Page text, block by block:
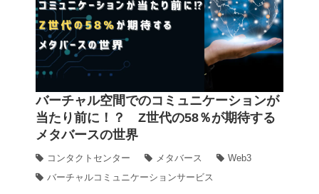
ニュース
事例
trans-DXプロデューサー
バーチャル空間でのコミュニケーションが
当たり前に！？ Z世代の58％が期待する
メタバースの世界
コンタクトセンター メタバース
Web3
バーチャルコミュニケーションサービス